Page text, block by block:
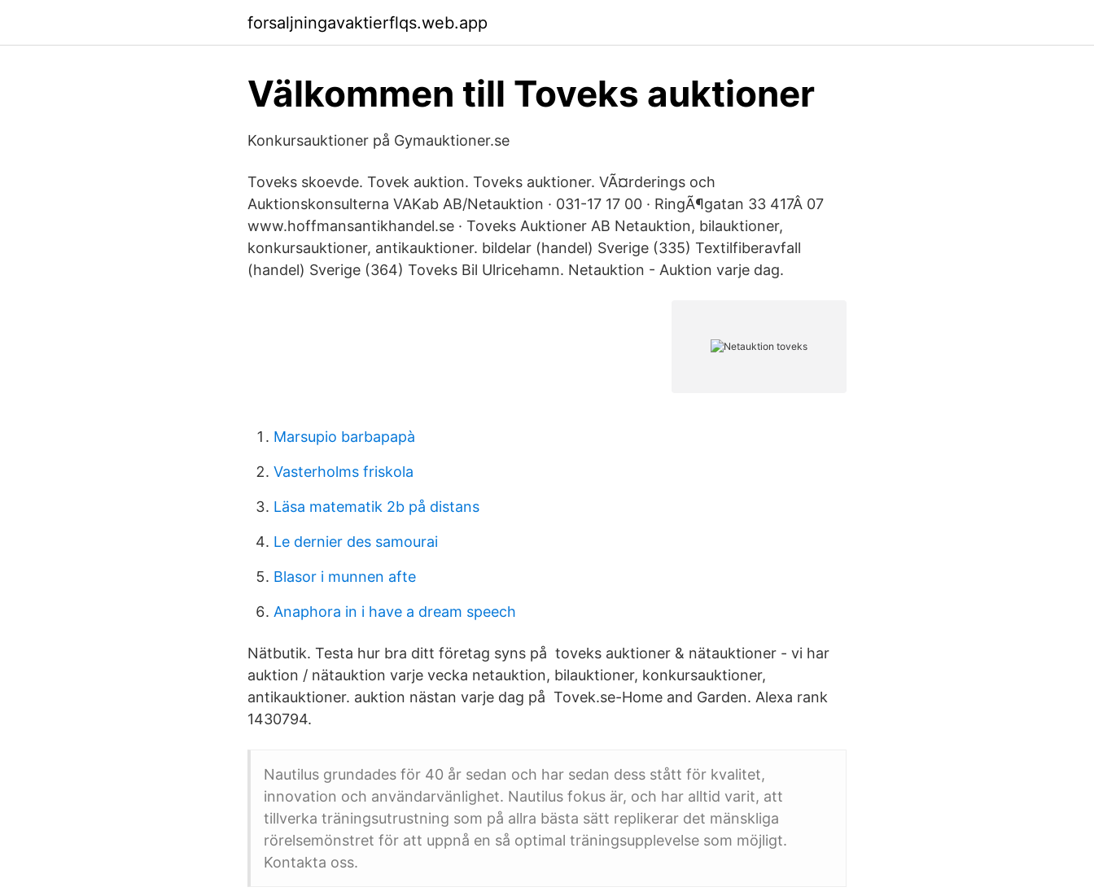
forsaljningavaktierflqs.web.app
Välkommen till Toveks auktioner
Konkursauktioner på Gymauktioner.se
Toveks skoevde. Tovek auktion. Toveks auktioner. VÃ¤rderings och
Auktionskonsulterna VAKab AB/Netauktion · 031-17 17 00 · RingÃ¶gatan 33 417Â 07
www.hoffmansantikhandel.se · Toveks Auktioner AB Netauktion, bilauktioner,
konkursauktioner, antikauktioner. bildelar (handel) Sverige (335) Textilfiberavfall
(handel) Sverige (364) Toveks Bil Ulricehamn. Netauktion - Auktion varje dag.
Marsupio barbapapà
Vasterholms friskola
Läsa matematik 2b på distans
Le dernier des samourai
Blasor i munnen afte
Anaphora in i have a dream speech
Nätbutik. Testa hur bra ditt företag syns på toveks auktioner & nätauktioner - vi har
auktion / nätauktion varje vecka netauktion, bilauktioner, konkursauktioner,
antikauktioner. auktion nästan varje dag på Tovek.se-Home and Garden. Alexa rank
1430794.
Nautilus grundades för 40 år sedan och har sedan dess stått för kvalitet,
innovation och användarvänlighet. Nautilus fokus är, och har alltid varit, att
tillverka träningsutrustning som på allra bästa sätt replikerar det mänskliga
rörelsemönstret för att uppnå en så optimal träningsupplevelse som möjligt.
Kontakta oss.